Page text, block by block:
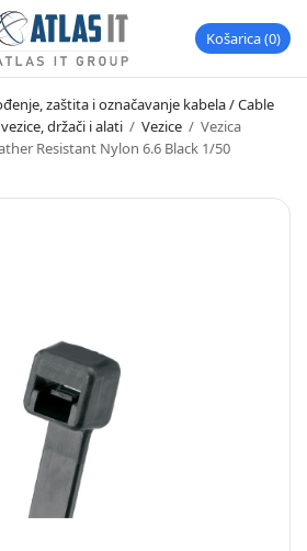
Košarica 0
zaštita i označavanje kabela / Cable
držači i alati / Vezice / Vezica
Resistant Nylon 6.6 Black 1/50